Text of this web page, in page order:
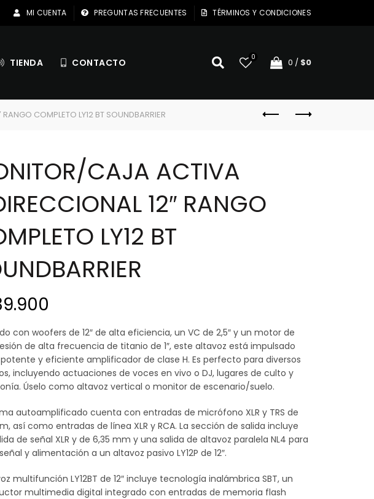
MI CUENTA PREGUNTAS FRECUENTES TÉRMINOS Y CONDICIONES
TIENDA CONTACTO 0 0 / $0
COMPLETO LY12 BT SOUNDBARRIER
CAJA ACTIVA
12″ RANGO
LY12 BT
con woofers de 12″ de alta eficiencia, un VC de 2,5″ y un motor de
de alta frecuencia de titanio de 1″, este altavoz está impulsado
y eficiente amplificador de clase H. Es perfecto para diversos
incluyendo actuaciones de voces en vivo o DJ, lugares de culto y
Úselo como altavoz vertical o monitor de escenario/suelo.
autoamplificado cuenta con entradas de micrófono XLR y TRS de
así como entradas de línea XLR y RCA. La sección de salida incluye
de señal XLR y de 6,35 mm y una salida de altavoz paralela NL4 para
y alimentación a un altavoz pasivo LY12P de 12″.
multifunción LY12BT de 12″ incluye tecnología inalámbrica SBT, un
multimedia digital integrado con entradas de memoria flash